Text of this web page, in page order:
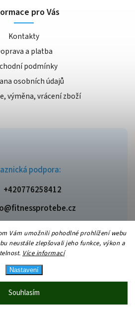
Vám umožnili pohodlné prohlížení webu
neustále zlepšovali jeho funkce, výkon a
Více informací
Nastavení
Souhlasím
podpora:
+420776258412
pro Vás
Kontakty
a platba
podmínky
osobních údajů
výměna, vrácení zboží
. Všechna práva vyhrazena.
Shoptet| Design